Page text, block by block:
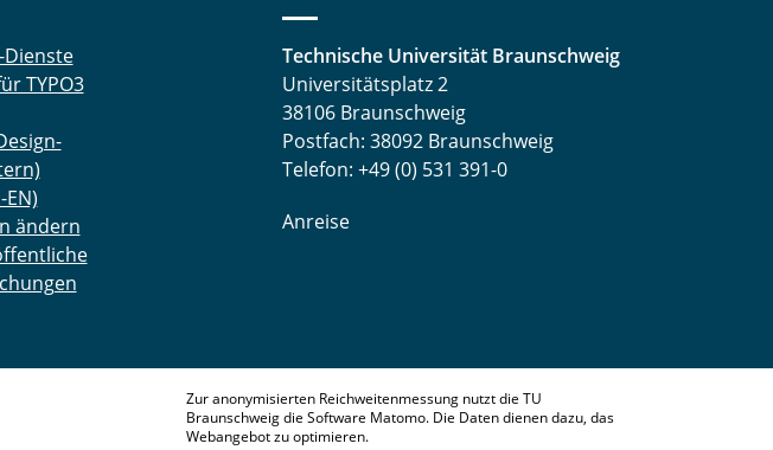
Dienste
TYPO3
EN)
ändern
Technische Universität Braunschweig
Universitätsplatz 2
38106 Braunschweig
Postfach: 38092 Braunschweig
Telefon: +49 (0) 531 391-0
Anreise
Zur anonymisierten Reichweitenmessung nutzt die TU
Braunschweig die Software Matomo. Die Daten dienen dazu, das
Webangebot zu optimieren.